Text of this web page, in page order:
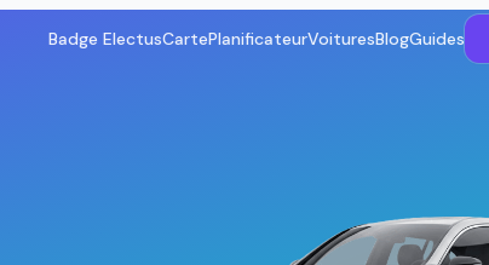
Badge ElectusCartePlanificateurVoituresBlogGuides